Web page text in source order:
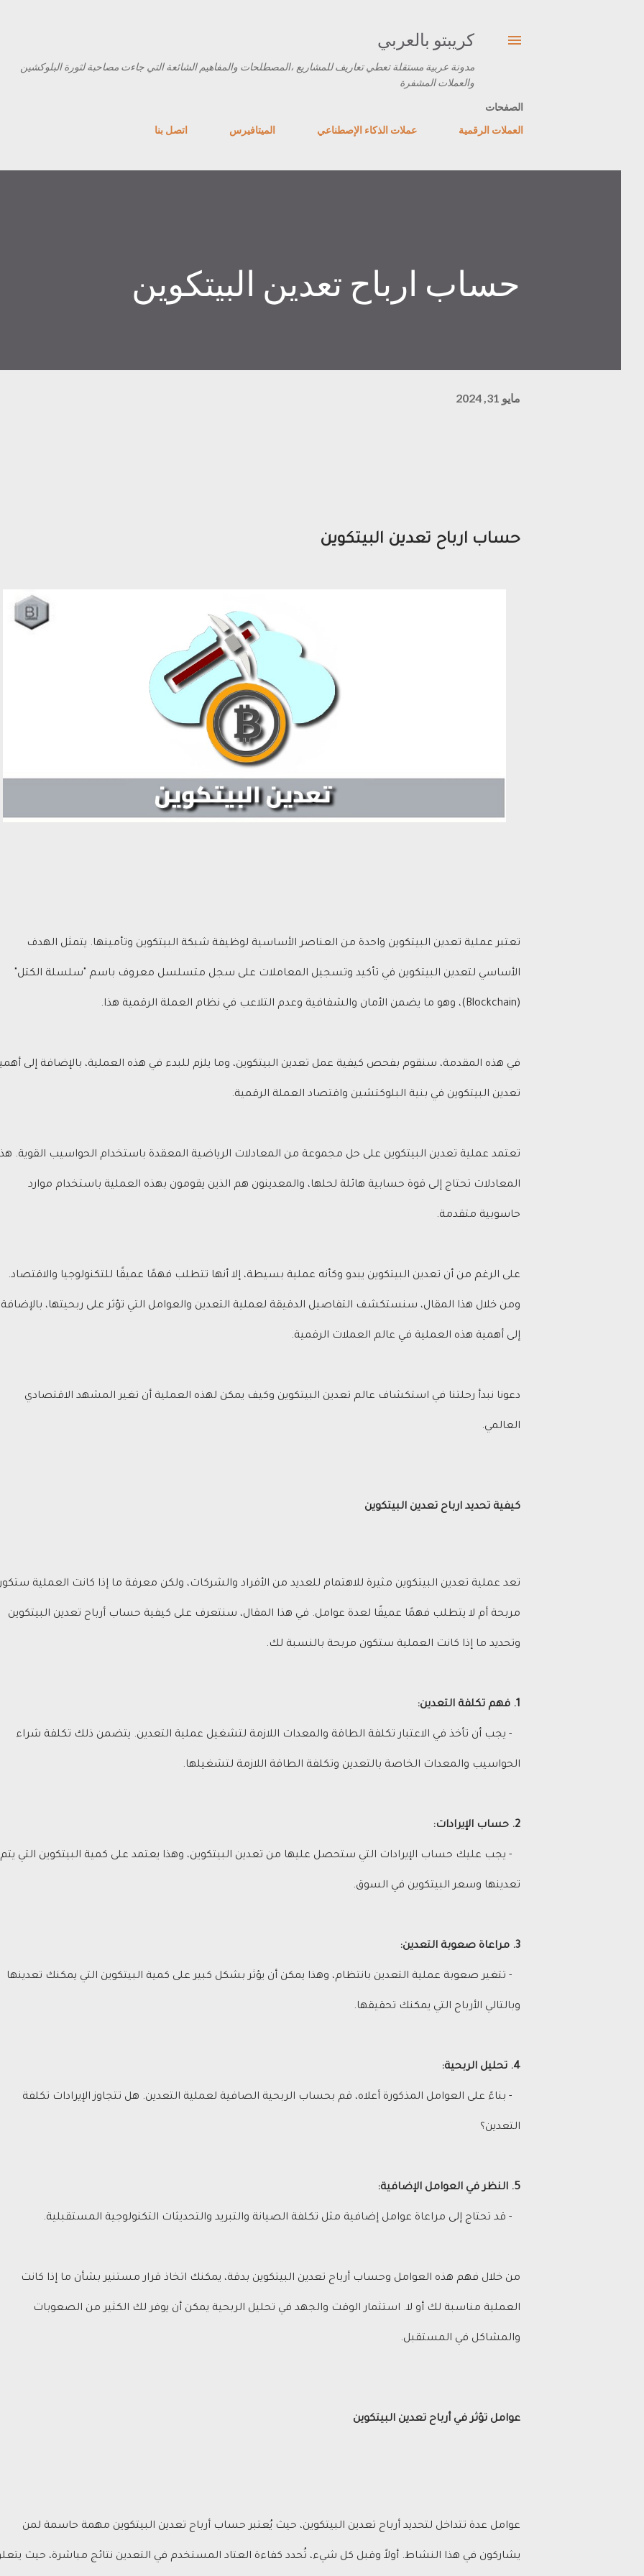
كريبتو بالعربي
مدونة عربية مستقلة تعطي تعاريف للمشاريع ،المصطلحات والمفاهيم الشائعة التي جاءت مصاحبة لثورة البلوكشين
والعملات المشفرة
الصفحات
العملات الرقمية
عملات الذكاء الإصطناعي الميتافيرس اتصل بنا
حساب ارباح تعدين البيتكوين
مايو 31, 2024
حساب ارباح تعدين البيتكوين
تعتبر عملية تعدين البيتكوين واحدة من العناصر الأساسية لوظيفة شبكة البيتكوين وتأمينها. يتمثل الهدف
الأساسي لتعدين البيتكوين في تأكيد وتسجيل المعاملات على سجل متسلسل معروف باسم "سلسلة الكتل"
(Blockchain)، وهو ما يضمن الأمان والشفافية وعدم التلاعب في نظام العملة الرقمية هذا.
في هذه المقدمة، سنقوم بفحص كيفية عمل تعدين البيتكوين، وما يلزم للبدء في هذه العملية، بالإضافة إلى
تعدين البيتكوين في بنية البلوكتشين واقتصاد العملة الرقمية.
تعتمد عملية تعدين البيتكوين على حل مجموعة من المعادلات الرياضية المعقدة باستخدام الحواسيب القوية.
المعادلات تحتاج إلى قوة حسابية هائلة لحلها، والمعدينون هم الذين يقومون بهذه العملية باستخدام موارد
حاسوبية متقدمة.
على الرغم من أن تعدين البيتكوين يبدو وكأنه عملية بسيطة، إلا أنها تتطلب فهمًا عميقًا للتكنولوجيا والاقتصاد.
ومن خلال هذا المقال، سنستكشف التفاصيل الدقيقة لعملية التعدين والعوامل التي تؤثر على ربحيتها، بالإضافة
إلى أهمية هذه العملية في عالم العملات الرقمية.
دعونا نبدأ رحلتنا في استكشاف عالم تعدين البيتكوين وكيف يمكن لهذه العملية أن تغير المشهد الاقتصادي
العالمي.
كيفية تحديد ارباح تعدين البيتكوين
تعد عملية تعدين البيتكوين مثيرة للاهتمام للعديد من الأفراد والشركات، ولكن معرفة ما إذا كانت العملية
مربحة أم لا يتطلب فهمًا عميقًا لعدة عوامل. في هذا المقال، سنتعرف على كيفية حساب أرباح تعدين البيتكوين
وتحديد ما إذا كانت العملية ستكون مربحة بالنسبة لك.
1. فهم تكلفة التعدين:
- يجب أن تأخذ في الاعتبار تكلفة الطاقة والمعدات اللازمة لتشغيل عملية التعدين. يتضمن ذلك تكلفة شراء
الحواسيب والمعدات الخاصة بالتعدين وتكلفة الطاقة اللازمة لتشغيلها.
2. حساب الإيرادات:
- يجب عليك حساب الإيرادات التي ستحصل عليها من تعدين البيتكوين، وهذا يعتمد على كمية البيتكوين التي يتم
تعدينها وسعر البيتكوين في السوق.
3. مراعاة صعوبة التعدين:
- تتغير صعوبة عملية التعدين بانتظام، وهذا يمكن أن يؤثر بشكل كبير على كمية البيتكوين التي يمكنك تعدينها
وبالتالي الأرباح التي يمكنك تحقيقها.
4. تحليل الربحية:
- بناءً على العوامل المذكورة أعلاه، قم بحساب الربحية الصافية لعملية التعدين. هل تتجاوز الإيرادات تكلفة
التعدين؟
5. النظر في العوامل الإضافية:
- قد تحتاج إلى مراعاة عوامل إضافية مثل تكلفة الصيانة والتبريد والتحديثات التكنولوجية المستقبلية.
من خلال فهم هذه العوامل وحساب أرباح تعدين البيتكوين بدقة، يمكنك اتخاذ قرار مستنير بشأن ما إذا كانت
العملية مناسبة لك أو لا. استثمار الوقت والجهد في تحليل الربحية يمكن أن يوفر لك الكثير من الصعوبات
والمشاكل في المستقبل.
عوامل تؤثر في أرباح تعدين البيتكوين
عوامل عدة تتداخل لتحديد أرباح تعدين البيتكوين، حيث يُعتبر حساب أرباح تعدين البيتكوين مهمة حاسمة لمن
يشاركون في هذا النشاط. أولاً وقبل كل شيء، تُحدد كفاءة العتاد المستخدم في التعدين نتائج مباشرة، حيث